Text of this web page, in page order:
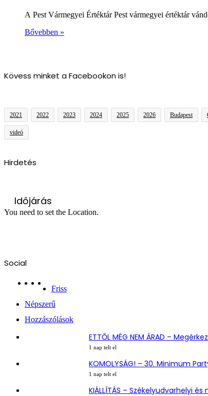
A Pest Vármegyei Értéktár Pest vármegyei értéktár
Bővebben »
Kövess minket a Facebookon is!
2021 2022 2023 2024 2025 2026 Budapest
videó
Hirdetés
Időjárás
You need to set the Location.
Social
Facebook
XYouTube
Instagram
Friss
Népszerű
Hozzászólások
ETTŐL MÉG NEM ÁRAD –
1 nap telt el
KOMOLYSÁG! – 30. Minimum
1 nap telt el
KIÁLLÍTÁS – Székelyudvarhelyi